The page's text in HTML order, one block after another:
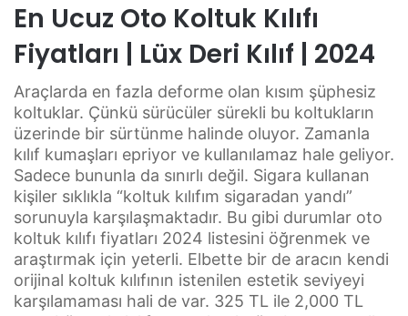
En Ucuz Oto Koltuk Kılıfı
Fiyatları | Lüx Deri Kılıf | 2024
Araçlarda en fazla deforme olan kısım şüphesiz
koltuklar. Çünkü sürücüler sürekli bu koltukların
üzerinde bir sürtünme halinde oluyor. Zamanla
kılıf kumaşları epriyor ve kullanılamaz hale geliyor.
Sadece bununla da sınırlı değil. Sigara kullanan
kişiler sıklıkla “koltuk kılıfım sigaradan yandı”
sorunuyla karşılaşmaktadır. Bu gibi durumlar oto
koltuk kılıfı fiyatları 2024 listesini öğrenmek ve
araştırmak için yeterli. Elbette bir de aracın kendi
orijinal koltuk kılıfının istenilen estetik seviyeyi
karşılamaması hali de var. 325 TL ile 2,000 TL